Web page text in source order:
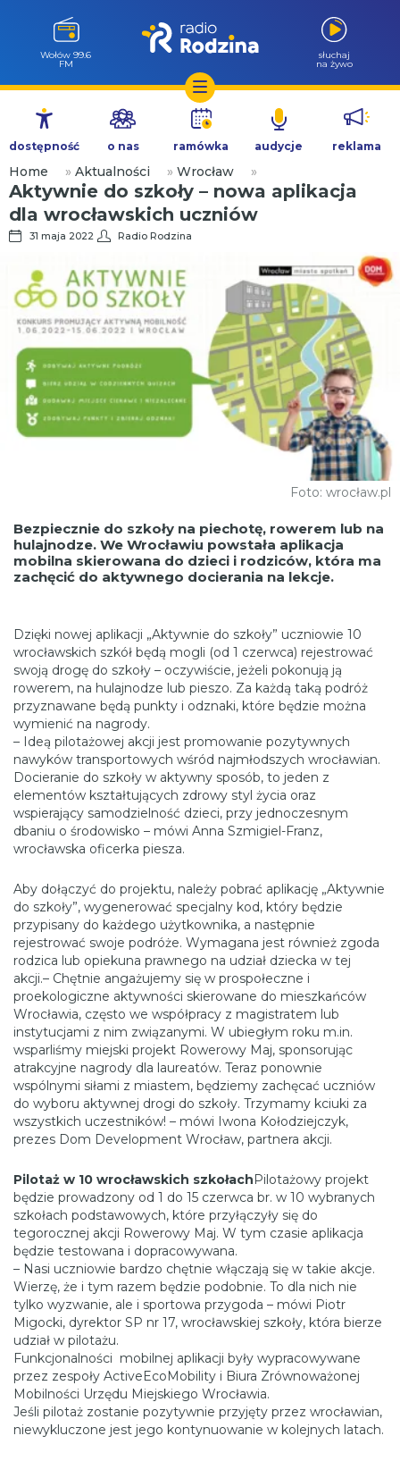
Przejdź
treści
Wołów 99.6
FM
słuchaj
na żywo
dostępność o nas ramówka audycje reklama
Home » Aktualności » Wrocław »
Aktywnie do szkoły – nowa aplikacja
dla wrocławskich uczniów
31 maja 2022 Radio Rodzina
Foto: wrocław.pl
Bezpiecznie do szkoły na piechotę, rowerem lub na
hulajnodze. We Wrocławiu powstała aplikacja
mobilna skierowana do dzieci i rodziców, która ma
zachęcić do aktywnego docierania na lekcje.
Dzięki nowej aplikacji „Aktywnie do szkoły” uczniowie 10
wrocławskich szkół będą mogli (od 1 czerwca) rejestrować
swoją drogę do szkoły – oczywiście, jeżeli pokonują ją
rowerem, na hulajnodze lub pieszo. Za każdą taką podróż
przyznawane będą punkty i odznaki, które będzie można
wymienić na nagrody.
– Ideą pilotażowej akcji jest promowanie pozytywnych
nawyków transportowych wśród najmłodszych wrocławian.
Docieranie do szkoły w aktywny sposób, to jeden z
elementów kształtujących zdrowy styl życia oraz
wspierający samodzielność dzieci, przy jednoczesnym
dbaniu o środowisko – mówi Anna Szmigiel-Franz,
wrocławska oficerka piesza.
Aby dołączyć do projektu, należy pobrać aplikację „Aktywnie
do szkoły”, wygenerować specjalny kod, który będzie
przypisany do każdego użytkownika, a następnie
rejestrować swoje podróże. Wymagana jest również zgoda
rodzica lub opiekuna prawnego na udział dziecka w tej
akcji.– Chętnie angażujemy się w prospołeczne i
proekologiczne aktywności skierowane do mieszkańców
Wrocławia, często we współpracy z magistratem lub
instytucjami z nim związanymi. W ubiegłym roku m.in.
wsparliśmy miejski projekt Rowerowy Maj, sponsorując
atrakcyjne nagrody dla laureatów. Teraz ponownie
wspólnymi siłami z miastem, będziemy zachęcać uczniów
do wyboru aktywnej drogi do szkoły. Trzymamy kciuki za
wszystkich uczestników! – mówi Iwona Kołodziejczyk,
prezes Dom Development Wrocław, partnera akcji.
Pilotaż w 10 wrocławskich szkołachPilotażowy projekt
będzie prowadzony od 1 do 15 czerwca br. w 10 wybranych
szkołach podstawowych, które przyłączyły się do
tegorocznej akcji Rowerowy Maj. W tym czasie aplikacja
będzie testowana i dopracowywana.
– Nasi uczniowie bardzo chętnie włączają się w takie akcje.
Wierzę, że i tym razem będzie podobnie. To dla nich nie
tylko wyzwanie, ale i sportowa przygoda – mówi Piotr
Migocki, dyrektor SP nr 17, wrocławskiej szkoły, która bierze
udział w pilotażu.
Funkcjonalności mobilnej aplikacji były wypracowywane
przez zespoły ActiveEcoMobility i Biura Zrównoważonej
Mobilności Urzędu Miejskiego Wrocławia.
Jeśli pilotaż zostanie pozytywnie przyjęty przez wrocławian,
niewykluczone jest jego kontynuowanie w kolejnych latach.